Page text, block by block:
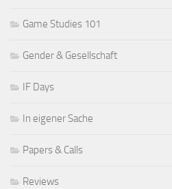
Game Studies 101
Gender & Gesellschaft
IF Days
In eigener Sache
Papers & Calls
Reviews